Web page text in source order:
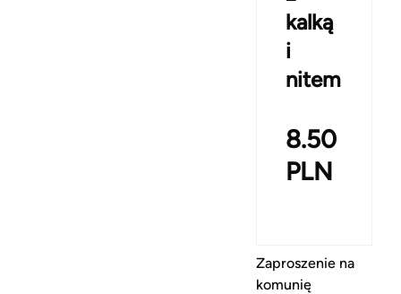
kalką
i
nitem
8.50
PLN
Zaproszenie na
komunię